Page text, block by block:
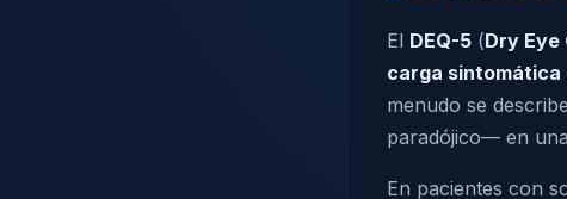
El DEQ-5 (Dry
carga sintomática
menudo se
paradójico— en
En pacientes con